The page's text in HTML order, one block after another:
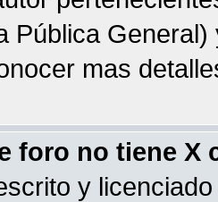
Pública
mas
foro no tiene X
y